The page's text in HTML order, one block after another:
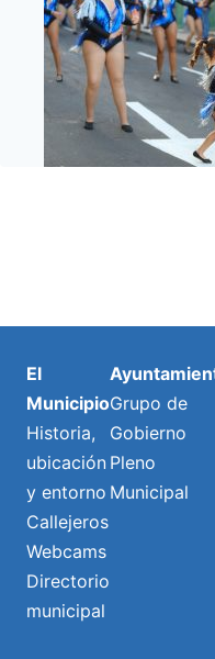
El
Municipio
Historia,
ubicación
y entorno
Callejeros
Webcams
Directorio
municipal
Grupo de
Gobierno
Pleno
Municipal